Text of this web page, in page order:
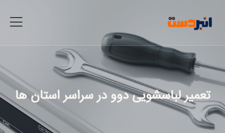
تعمیر لباسشویی دوو در سراسر استان ها